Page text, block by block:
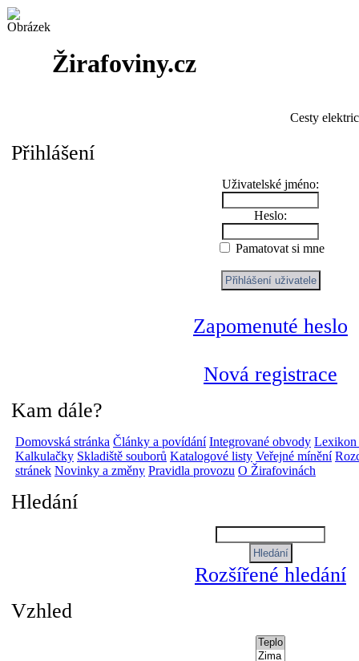
Žirafoviny.cz
Cesty
Přihlášení
Uživatelské jméno:
Heslo:
Pamatovat si mne
Zapomenuté heslo
Nová registrace
Kam dále?
Domovská stránka Články a povídání Integrované obvody Lexikon
Kalkulačky Skladiště souborů Katalogové listy Veřejné mínění
stránek Novinky a změny Pravidla provozu O Žirafovinách
Hledání
Rozšířené hledání
Vzhled